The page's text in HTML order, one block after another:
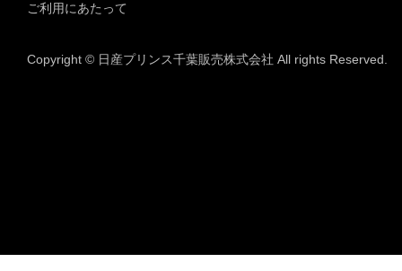
ご利用にあたって
Copyright © 日産プリンス千葉販売株式会社 All rights Reserved.